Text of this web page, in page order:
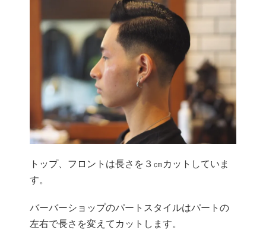
トップ、フロントは長さを３㎝カットしていま
す。
バーバーショップのパートスタイルはパートの
左右で長さを変えてカットします。